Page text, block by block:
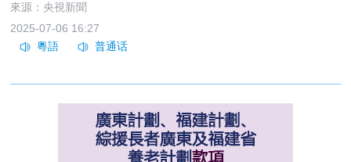
來源：央視新聞
2025-07-06 16:27